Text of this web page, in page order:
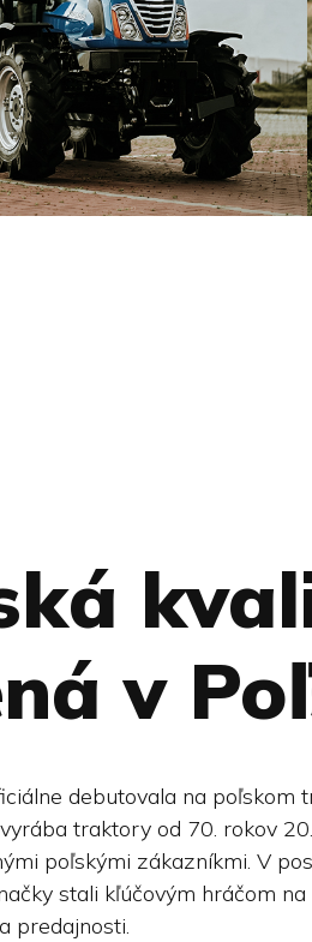
v
debutovala na poľskom
traktory od 70. rokov
poľskými zákazníkmi. V
stali kľúčovým hráčom
predajnosti.